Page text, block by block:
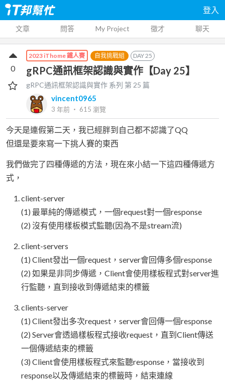
登入
文章 問答 My Project 徵才 聊天
2023 iThome 鐵人賽 自我挑戰組 DAY25
gRPC通訊框架認識與實作【Day 25】
gRPC通訊框架認識與實作 系列 第25 篇
vincent0965
3 年前 ‧ 615 瀏覽
0
今天是連假第二天，我已經胖到自己都不認識了QQ
但還是要來寫一下挑人賽的東西
我們做完了四種傳遞的方法，現在來小結一下這四種傳遞方
式，
client-server
(1) 最單純的傳遞模式，一個request對一個response
(2) 沒有使用樣板模式監聽(因為不是stream流)
client-servers
(1) Client發出一個request，server會回傳多個response
(2) 如果是非同步傳遞，Client會使用樣板程式對server進
行監聽，直到接收到傳遞結束的標籤
clients-server
(1) Client發出多次request，server會回傳一個response
(2) Server會透過樣板程式接收request，直到Client傳送
一個傳遞結束的標籤
(3) Client會使用樣板程式來監聽response，當接收到
response以及傳遞結束的標籤時，結束連線